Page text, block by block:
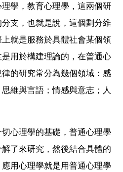
學，教育心理學，這兩個研
支，也就是說，這個劃分維
就是服務於具體社會某個領
用於構建理論的，在普通心
的研究常分為幾個領域：感
維與言語；情感與意志；人
心理學的基礎，普通心理學
了來研究，然後結合具體的
用心理學就是用普通心理學